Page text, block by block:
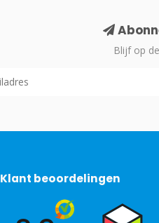
Blijf op
Klant beoordelingen